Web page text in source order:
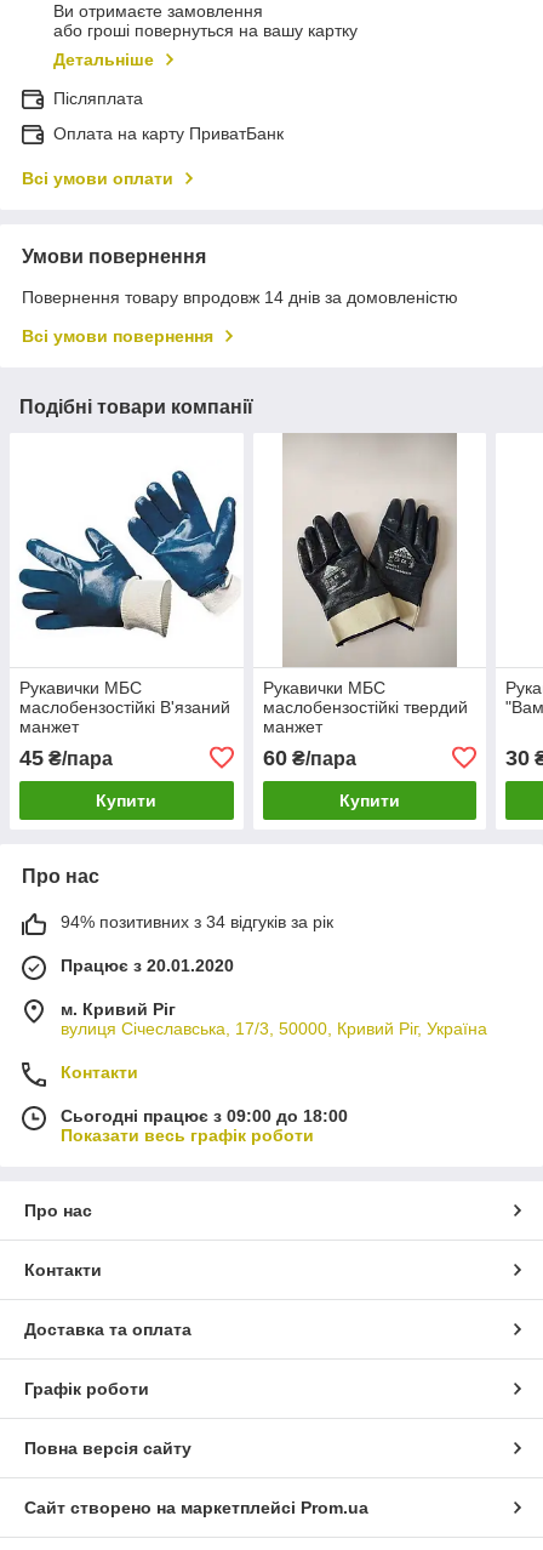
Ви отримаєте замовлення
або гроші повернуться на вашу картку
Детальніше
Післяплата
Оплата на карту ПриватБанк
Всі умови оплати
Умови повернення
Повернення товару впродовж 14 днів за домовленістю
Всі умови повернення
Подібні товари компанії
Рукавички МБС
маслобензостійкі В'язаний
манжет
45 ₴/пара
Купити
Рукавички МБС
маслобензостійкі твердий
манжет
60₴/пара
Купити
30
Про нас
94% позитивних з 34 відгуків за рік
Працює з 20.01.2020
м. Кривий Ріг
вулиця Січеславська, 17/3, 50000, Кривий Ріг, Україна
Контакти
Сьогодні працює з 09:00 до 18:00
Показати весь графік роботи
Про нас
Контакти
Доставка та оплата
Графік роботи
Повна версія сайту
Сайт створено на маркетплейсі Prom.ua